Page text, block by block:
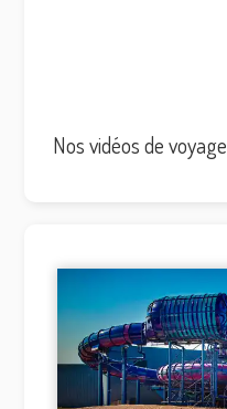
Nos vidéos de voyage